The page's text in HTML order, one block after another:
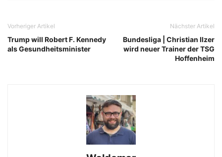
Vorheriger Artikel
Trump will Robert F. Kennedy
als Gesundheitsminister
Nächster Artikel
Bundesliga | Christian Ilzer
wird neuer Trainer der TSG
Hoffenheim